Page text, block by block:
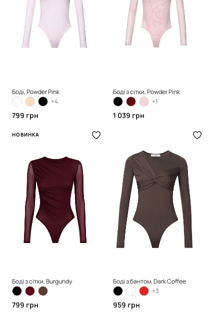
Боді, Powder Pink
+4
799 грн
Боді з сітки, Powder Pink
+1
1 039 грн
НОВИНКА
Боді з сітки, Burgundy
799 грн
Боді з бантом, Dark Coffee
+3
959 грн